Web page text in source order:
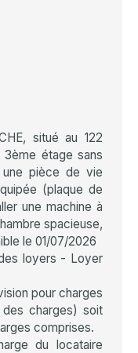
situé au 122
3ème étage sans
une pièce de vie
(plaque de
une machine à
spacieuse,
le 01/07/2026
loyers - Loyer
pour charges
des charges) soit
comprises.
du locataire